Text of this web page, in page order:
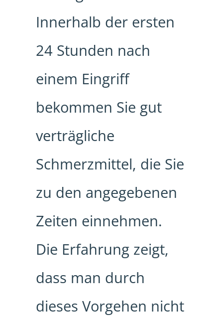
Innerhalb der ersten
24 Stunden nach
einem Eingriff
bekommen Sie gut
verträgliche
Schmerzmittel, die Sie
zu den angegebenen
Zeiten einnehmen.
Die Erfahrung zeigt,
dass man durch
dieses Vorgehen nicht